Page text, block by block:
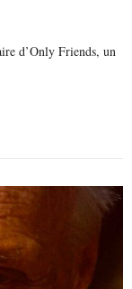
d’Only Friends, un